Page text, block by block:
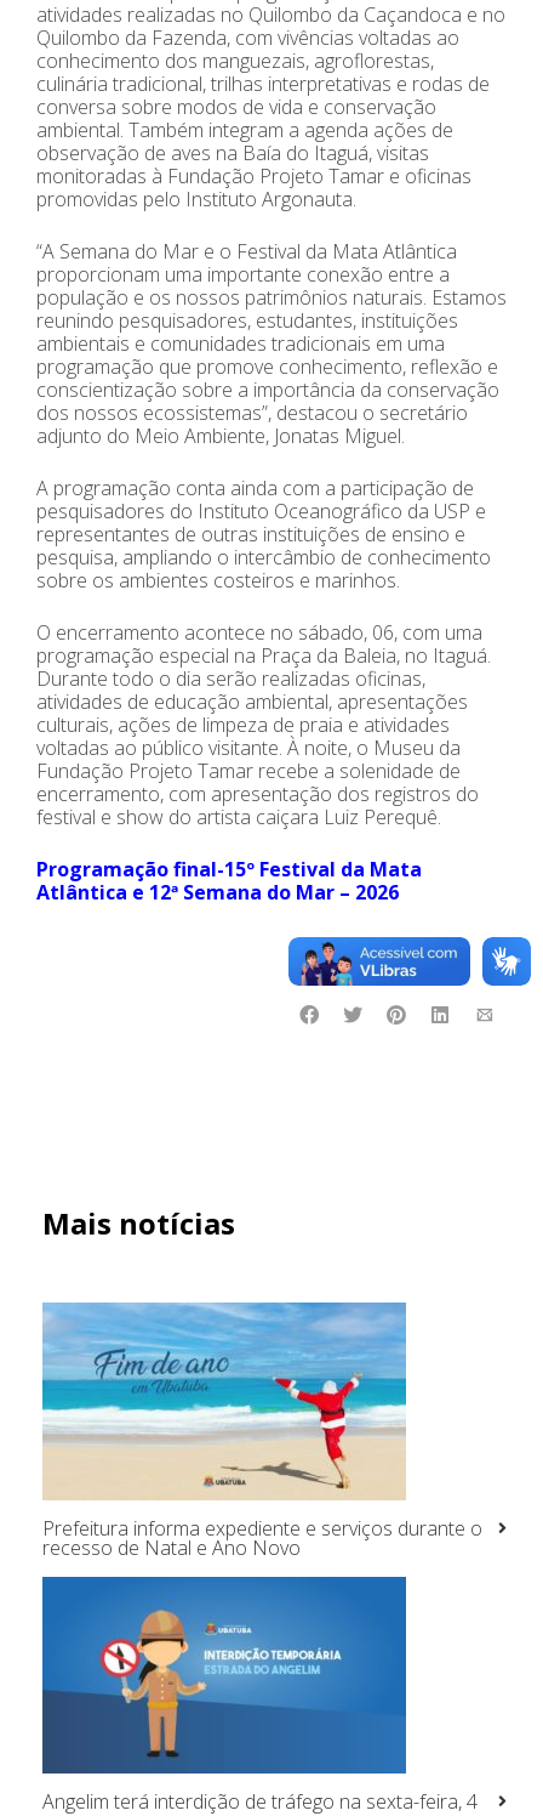
atividades realizadas no Quilombo da Caçandoca e no
Quilombo da Fazenda, com vivências voltadas ao
conhecimento dos manguezais, agroflorestas,
culinária tradicional, trilhas interpretativas e rodas de
conversa sobre modos de vida e conservação
ambiental. Também integram a agenda ações de
observação de aves na Baía do Itaguá, visitas
monitoradas à Fundação Projeto Tamar e oficinas
promovidas pelo Instituto Argonauta.
“A Semana do Mar e o Festival da Mata Atlântica
proporcionam uma importante conexão entre a
população e os nossos patrimônios naturais. Estamos
reunindo pesquisadores, estudantes, instituições
ambientais e comunidades tradicionais em uma
programação que promove conhecimento, reflexão e
conscientização sobre a importância da conservação
dos nossos ecossistemas”, destacou o secretário
adjunto do Meio Ambiente, Jonatas Miguel.
A programação conta ainda com a participação de
pesquisadores do Instituto Oceanográfico da USP e
representantes de outras instituições de ensino e
pesquisa, ampliando o intercâmbio de conhecimento
sobre os ambientes costeiros e marinhos.
O encerramento acontece no sábado, 06, com uma
programação especial na Praça da Baleia, no Itaguá.
Durante todo o dia serão realizadas oficinas,
atividades de educação ambiental, apresentações
culturais, ações de limpeza de praia e atividades
voltadas ao público visitante. À noite, o Museu da
Fundação Projeto Tamar recebe a solenidade de
encerramento, com apresentação dos registros do
festival e show do artista caiçara Luiz Perequê.
Programação final-15º Festival da Mata
Atlântica e 12ª Semana do Mar – 2026
Mais notícias
Prefeitura informa expediente e serviços durante o
recesso de Natal e Ano Novo
Angelim terá interdição de tráfego na sexta-feira, 4